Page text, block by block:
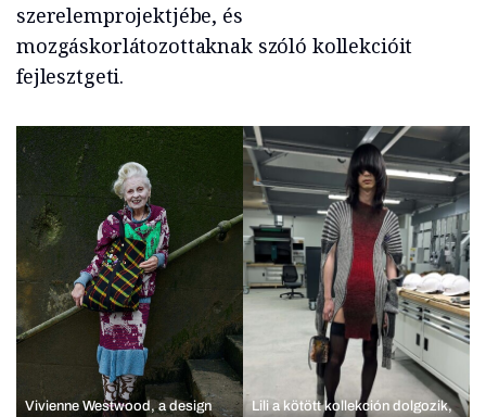
szerelemprojektjébe, és
mozgáskorlátozottaknak szóló kollekcióit
fejlesztgeti.
Vivienne Westwood, a design
Lili a kötött kollekción dolgozik,